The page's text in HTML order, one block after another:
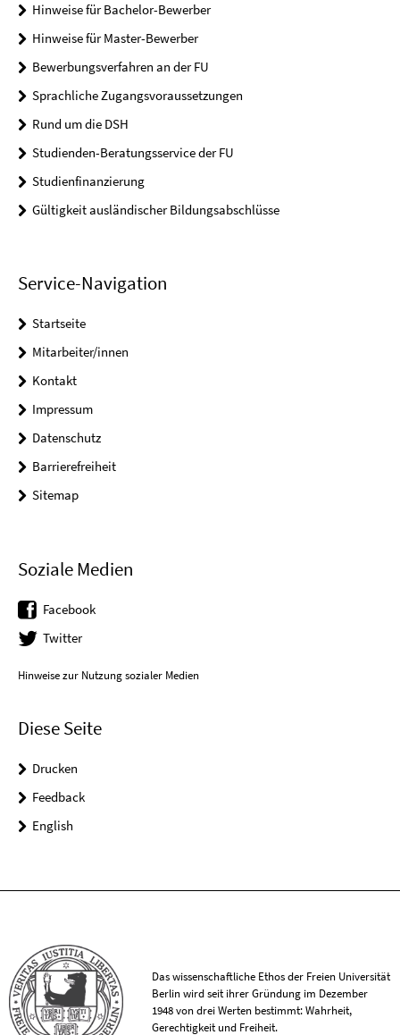
Hinweise für Bachelor-Bewerber
Hinweise für Master-Bewerber
Bewerbungsverfahren an der FU
Sprachliche Zugangsvoraussetzungen
Rund um die DSH
Studienden-Beratungsservice der FU
Studienfinanzierung
Gültigkeit ausländischer Bildungsabschlüsse
Service-Navigation
Startseite
Mitarbeiter/innen
Kontakt
Impressum
Datenschutz
Barrierefreiheit
Sitemap
Soziale Medien
Facebook
Twitter
Hinweise zur Nutzung sozialer Medien
Diese Seite
Drucken
Feedback
English
Das wissenschaftliche Ethos der Freien Universität
Berlin wird seit ihrer Gründung im Dezember
1948 von drei Werten bestimmt: Wahrheit,
Gerechtigkeit und Freiheit.